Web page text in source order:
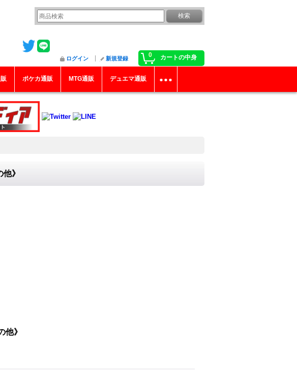
0 カートの中身
ログイン 新規登録
ポケカ通販 MTG通販 デュエマ通販
》
他》